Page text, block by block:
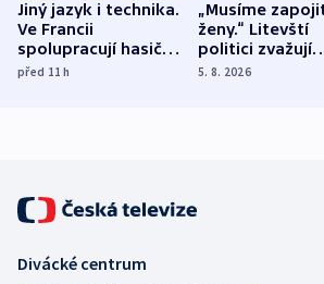
Jiný jazyk i technika.
Ve Francii
spolupracují hasiči z
různých zemí
před 11h
„Musíme
ženy.“ Litevští
politici zvažují
dohodu o
5. 8. 2026
Divácké centrum